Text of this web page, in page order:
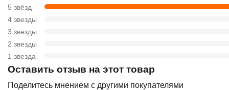
5 звёзд
4 звезды
3 звезды
2 звезды
1 звезда
Оставить отзыв на этот товар
Поделитесь мнением с другими покупателями